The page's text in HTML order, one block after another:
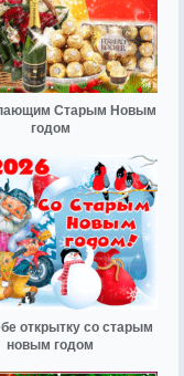
Старым Новым
годом
открытку со старым
новым годом